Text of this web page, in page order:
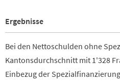
Ergebnisse
Bei den Nettoschulden ohne
Kantonsdurchschnitt mit 1'328
Einbezug der